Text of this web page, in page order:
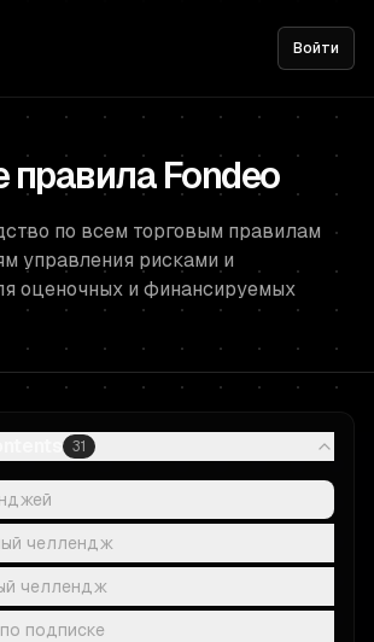
Войти
правила Fondeo
по всем торговым правилам
управления рисками и
оценочных и финансируемых
31
челлендж
челлендж
подписке